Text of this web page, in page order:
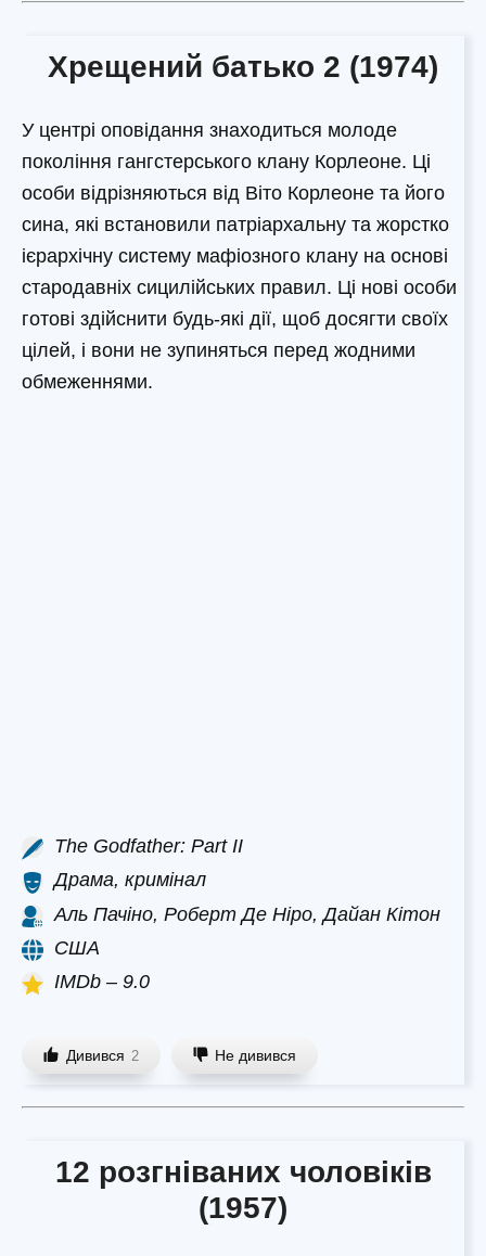
Хрещений батько 2 (1974)
У центрі оповідання знаходиться молоде
покоління гангстерського клану Корлеоне. Ці
особи відрізняються від Віто Корлеоне та його
сина, які встановили патріархальну та жорстко
ієрархічну систему мафіозного клану на основі
стародавніх сицилійських правил. Ці нові особи
готові здійснити будь-які дії, щоб досягти своїх
цілей, і вони не зупиняться перед жодними
обмеженнями.
The Godfather: Part II
Драма, кримінал
Аль Пачіно, Роберт Де Ніро, Дайан Кітон
США
IMDb – 9.0
Дивився 2 Не дивився
12 розгніваних чоловіків
(1957)